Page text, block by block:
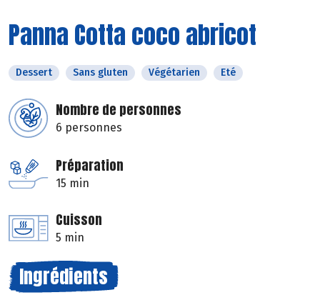
Panna Cotta coco abricot
Dessert Sans gluten Végétarien Eté
Nombre de personnes
6 personnes
Préparation
15 min
Cuisson
5 min
Ingrédients